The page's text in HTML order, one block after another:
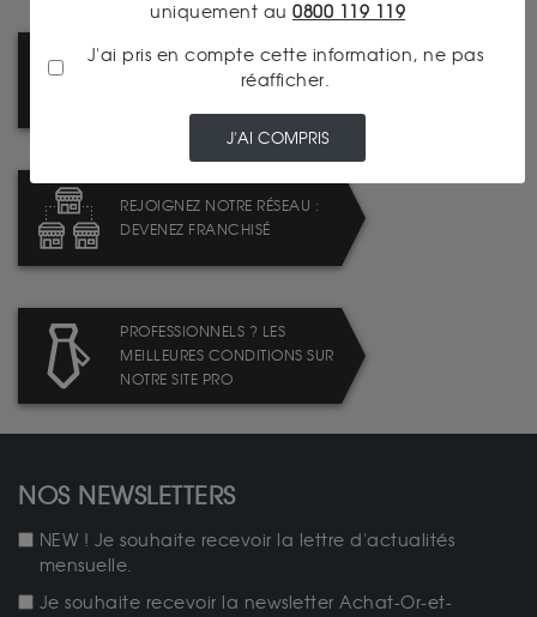
PRIX DE RACHAT 100%
REJOIGNEZ NOTRE RÉSEAU :
DEVENEZ FRANCHISÉ
PROFESSIONNELS ? LES
MEILLEURES CONDITIONS SUR
NOTRE SITE PRO
NOS NEWSLETTERS
NEW ! Je souhaite recevoir la lettre d'actualités
mensuelle.
Je souhaite recevoir la newsletter Achat-Or-et-
uniquement au 0800 119 119
J'ai pris en compte cette information, ne pas
réafficher.
J'AI COMPRIS